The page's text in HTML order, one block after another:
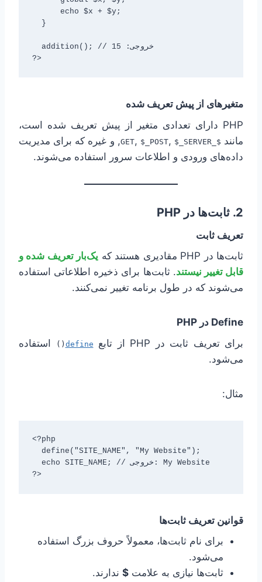
?>
متغیرهای از پیش تعریف شده
PHP دارای تعدادی متغیر از پیش تعریف شده است،
مانند $_GET
, $_POST, $_SERVER
, و غیره که برای مدیریت
داده‌های ورودی و اطلاعات سرور استفاده می‌شوند.
2. ثابت‌ها در PHP
تعریف ثابت
ثابت‌ها در PHP مقادیری هستند که
یک‌بار تعریف شده و
قابل تغییر نیستند. ثابت‌ها برای ذخیره اطلاعاتی استفاده
می‌شوند که در طول برنامه تغییر نمی‌کنند.
Define در PHP
برای تعریف ثابت در PHP از تابع
define
()
استفاده
می‌شود.
مثال:
<?php
?>
قوانین تعریف ثابت‌ها
برای نام ثابت‌ها، معمولاً حروف بزرگ استفاده
می‌شود.
ثابت‌ها نیازی به علامت $ ندارند.